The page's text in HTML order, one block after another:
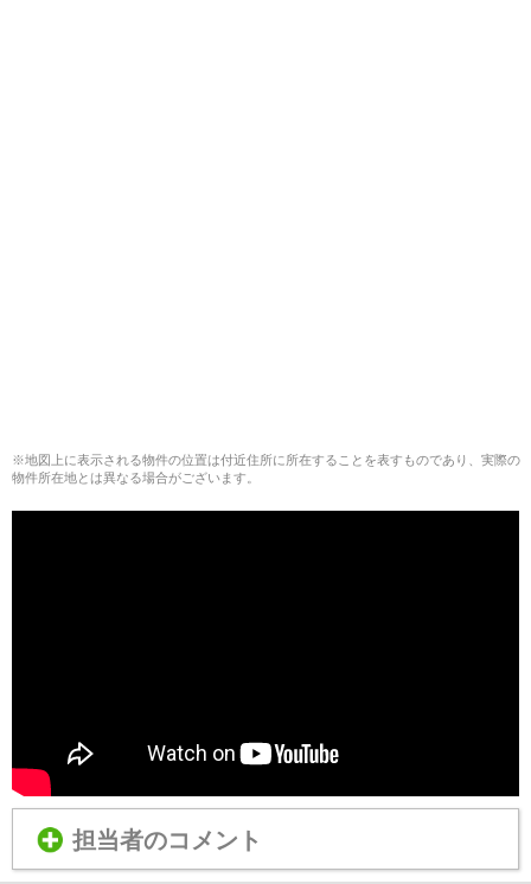
※地図上に表示される物件の位置は付近住所に所在することを表すものであり、実際の
物件所在地とは異なる場合がございます。
担当者のコメント